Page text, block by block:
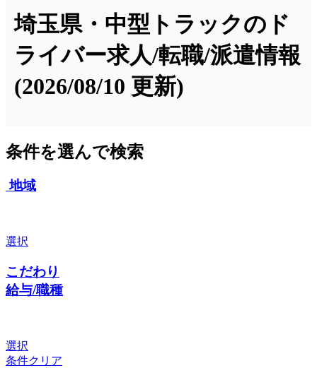
埼玉県・中型トラックのド
ライバー求人/転職/派遣情報
(2026/08/10 更新)
条件を選んで検索
地域
選択
こだわり
給与/職種
選択
条件クリア